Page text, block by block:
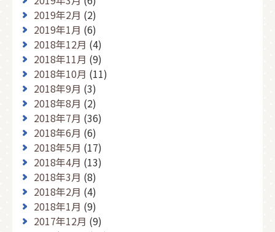
2019年2月 (2)
2019年1月 (6)
2018年12月 (4)
2018年11月 (9)
2018年10月 (11)
2018年9月 (3)
2018年8月 (2)
2018年7月 (36)
2018年6月 (6)
2018年5月 (17)
2018年4月 (13)
2018年3月 (8)
2018年2月 (4)
2018年1月 (9)
2017年12月 (9)